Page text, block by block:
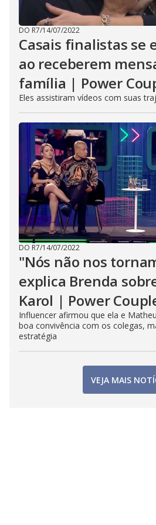
DO R7/14/07/2022
Casais finalistas se
ao receberem
família | Power
Eles assistiram vídeos com suas
DO R7/14/07/2022
"Nós não nos
explica Brenda
Karol | Power
Influencer afirmou que ela e
boa convivência com os colegas,
estratégia
VEJA MAIS